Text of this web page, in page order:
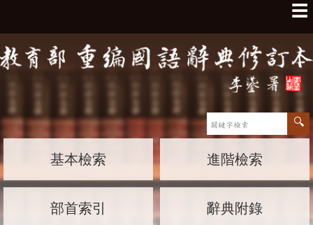
☰
基本檢索 進階檢索
部首索引 辭典附錄